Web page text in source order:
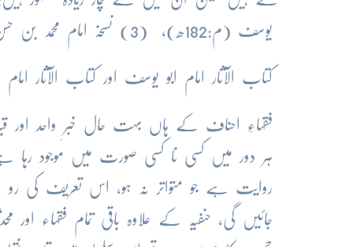
یوسف (م:182ھ)، (3) نسخہ امام محمد بن حسن الشیبانی (م:189ھ)،( 4) نسخہ حسن بن زیاد (م: 204ھ)‘‘-
کتاب الآثار امام ابو یوسف اور کتاب الآثار
فقہاءِ احناف کے ہاں بہت حال خبرِ واحد اور
ہر دور میں کسی نا کسی صورت میں موجود رہا
روایت ہے جو متواتر نہ ہو، اس تعریف کی رو
جائیں گی، حنفیہ کے علاوہ باقی تمام فقہاء